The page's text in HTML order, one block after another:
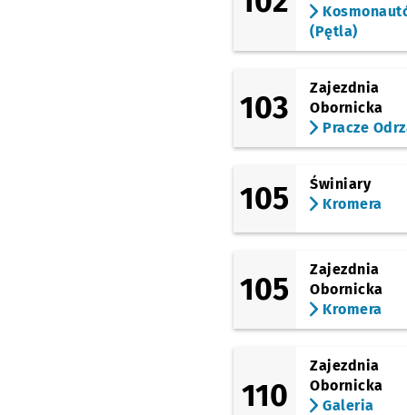
Kolejowa) NŻPrzystanek
Szkocka
Gądowianka NŻ
Na Ostatnim Groszu
Kwiska
Milenijna (Hala Orbita)
Most Milenijny NŻ
Osobowicka (Cmentarz)
(Pętla)
103
Zajezdnia
Obornicka
Pracze
105
Świniary
Kromera
105
Zajezdnia
Obornicka
Kromera
110
Zajezdnia
Obornicka
Galeria